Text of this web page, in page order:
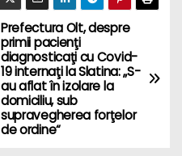
Prefectura Olt, despre
primii pacienţi
diagnosticaţi cu Covid-
19 internaţi la Slatina: „S-
au aflat în izolare la
domiciliu, sub
supravegherea forţelor
de ordine“